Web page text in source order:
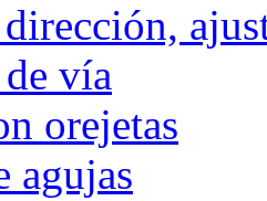
vía
orejetas
agujas